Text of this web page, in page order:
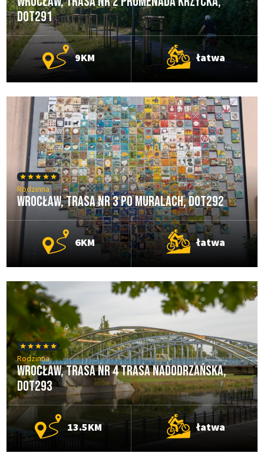
DOT291
9KM łatwa
Rodzinna
Wrocław, Trasa nr 3 Po Muralach, DOT292
6KM łatwa
Rodzinna
Wrocław, Trasa nr 4 Trasa Nadodrzańska,
DOT293
13.5KM łatwa